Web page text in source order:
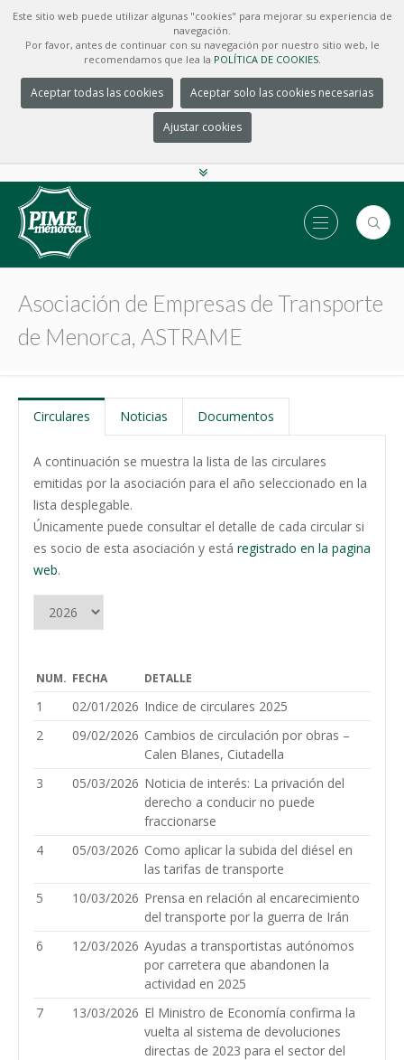
Este sitio web puede utilizar algunas "cookies" para mejorar su experiencia de
navegación.
Por favor, antes de continuar con su navegación por nuestro sitio web, le
recomendamos que lea la POLÍTICA DE COOKIES.
Aceptar todas las cookies Aceptar solo las cookies necesarias
Ajustar cookies
Asociación de Empresas de Transporte
de Menorca, ASTRAME
Circulares Noticias Documentos
A continuación se muestra la lista de las circulares
emitidas por la asociación para el año seleccionado en la
lista desplegable.
Únicamente puede consultar el detalle de cada circular si
es socio de esta asociación y está registrado en la pagina
web.
NUM. FECHA DETALLE
1 02/01/2026 Indice de circulares 2025
2
09/02/2026 Cambios de circulación por obras –
Calen Blanes, Ciutadella
3
05/03/2026 Noticia de interés: La privación del
derecho a conducir no puede
fraccionarse
4
05/03/2026 Como aplicar la subida del diésel en
las tarifas de transporte
5
10/03/2026 Prensa en relación al encarecimiento
del transporte por la guerra de Irán
6
12/03/2026 Ayudas a transportistas autónomos
por carretera que abandonen la
actividad en 2025
7
13/03/2026 El Ministro de Economía confirma la
vuelta al sistema de devoluciones
directas de 2023 para el sector del